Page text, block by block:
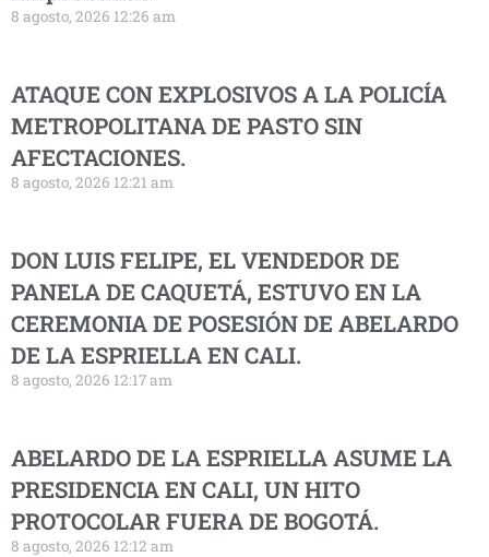
8 agosto, 2026 12:26 am
ATAQUE CON EXPLOSIVOS A LA POLICÍA
METROPOLITANA DE PASTO SIN
AFECTACIONES.
8 agosto, 2026 12:21 am
DON LUIS FELIPE, EL VENDEDOR DE
PANELA DE CAQUETÁ, ESTUVO EN LA
CEREMONIA DE POSESIÓN DE ABELARDO
DE LA ESPRIELLA EN CALI.
8 agosto, 2026 12:17 am
ABELARDO DE LA ESPRIELLA ASUME LA
PRESIDENCIA EN CALI, UN HITO
PROTOCOLAR FUERA DE BOGOTÁ.
8 agosto, 2026 12:12 am